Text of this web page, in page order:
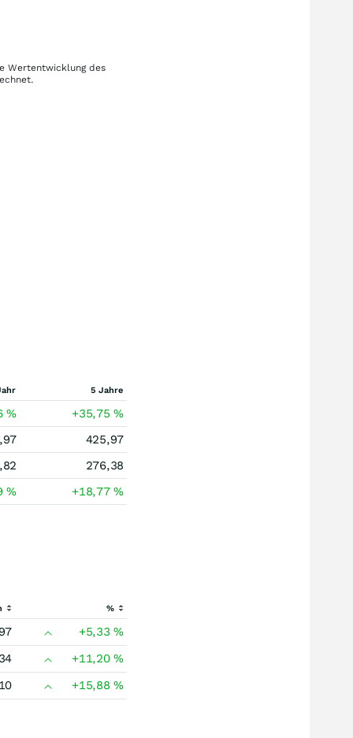
Wertentwicklung des
5 Jahre
% +35,75%
425,97
276,38
% +18,77%
%
+5,33%
+11,20%
+15,88%